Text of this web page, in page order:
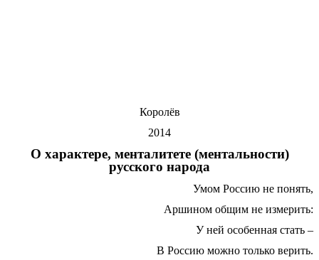
Королёв
2014
О характере, менталитете (ментальности)
русского народа
Умом Россию не понять,
Аршином общим не измерить:
У ней особенная стать –
В Россию можно только верить.